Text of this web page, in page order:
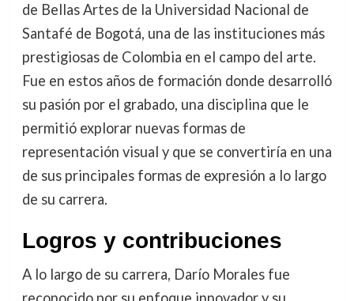
de Bellas Artes de la Universidad Nacional de
Santafé de Bogotá, una de las instituciones más
prestigiosas de Colombia en el campo del arte.
Fue en estos años de formación donde desarrolló
su pasión por el grabado, una disciplina que le
permitió explorar nuevas formas de
representación visual y que se convertiría en una
de sus principales formas de expresión a lo largo
de su carrera.
Logros y contribuciones
A lo largo de su carrera, Darío Morales fue